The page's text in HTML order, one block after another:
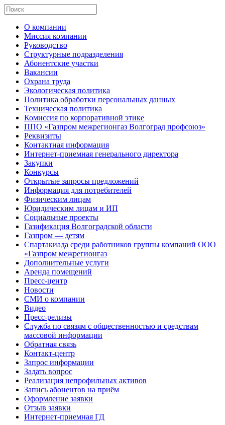
О компании
Миссия компании
Руководство
Структурные подразделения
Абонентские участки
Вакансии
Охрана труда
Экологическая политика
Политика обработки персональных данных
Техническая политика
Комиссия по корпоративной этике
ППО «Газпром межрегионгаз Волгоград профсоюз»
Реквизиты
Контактная информация
Интернет-приемная генерального директора
Закупки
Конкурсы
Открытые запросы предложений
Информация для потребителей
Физическим лицам
Юридическим лицам и ИП
Социальные проекты
Газификация Волгоградской области
Газпром — детям
Спартакиада среди работников группы компаний ООО
«Газпром межрегионгаз
Дополнительные услуги
Аренда помещений
Пресс-центр
Новости
СМИ о компании
Видео
Пресс-релизы
Служба по связям с общественностью и средствам
массовой информации
Обратная связь
Контакт-центр
Запрос информации
Задать вопрос
Реализация непрофильных активов
Запись абонентов на приём
Оформление заявки
Отзыв заявки
Интернет-приемная ГД